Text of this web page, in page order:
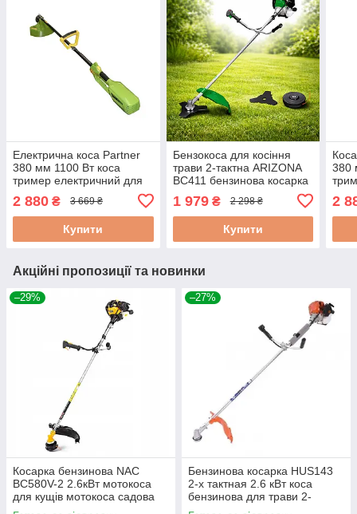
Електрична коса Partner
380 мм 1100 Вт коса
тример електричний для
скошування трави ручна
електрокоса для трави
2 880 ₴ 3 669 ₴
Купити
Бензокоса для косіння
трави 2-тактна ARIZONA
BC411 бензинова косарка
коса бензинова бензокоса
для трави
1 979₴ 2 298 ₴
Купити
380
2
Акційні пропозиції та новинки
–29%
Косарка бензинова NAC
BC580V-2 2.6кВт мотокоса
для кущів мотокоса садова
косарка бензинова
–27%
Бензинова косарка HUS143
2-х тактная 2.6 кВт коса
бензинова для трави 2-
тактна бензинова коса для